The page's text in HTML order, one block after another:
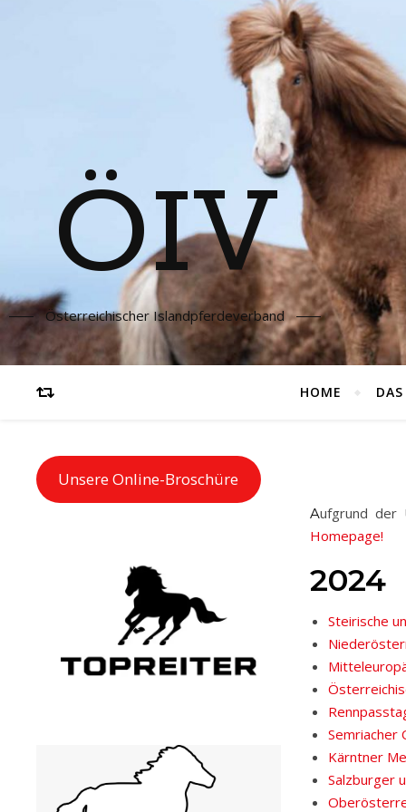
ÖIV
Österreichischer Islandpferdeverband
HOME
Unsere Online-Broschüre
Aufgrund
Homepage!
2024
Steirische
Semriacher
Kärntner
Salzburger